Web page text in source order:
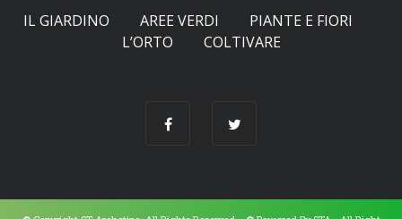
IL GIARDINO AREE VERDI
PIANTE E FIORI
L’ORTO
COLTIVARE